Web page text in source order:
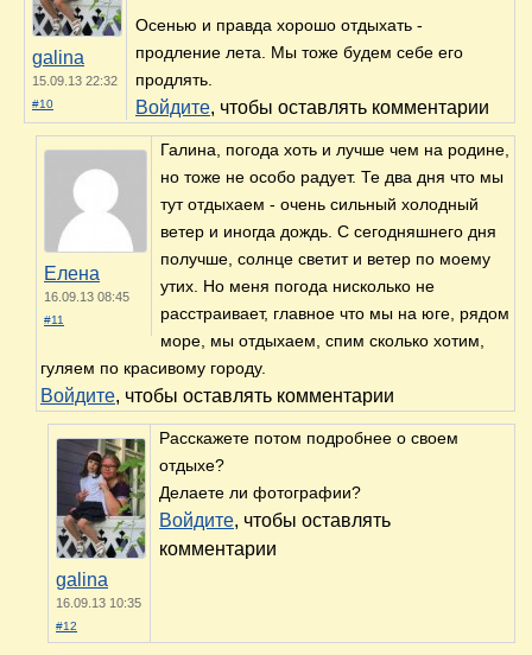
galina
15.09.13 22:32
#10
Осенью и правда хорошо отдыхать -
продление лета. Мы тоже будем себе его
продлять.
Войдите, чтобы оставлять комментарии
Елена
16.09.13 08:45
#11
Галина, погода хоть и лучше чем на родине,
но тоже не особо радует. Те два дня что мы
тут отдыхаем - очень сильный холодный
ветер и иногда дождь. С сегодняшнего дня
получше, солнце светит и ветер по моему
утих. Но меня погода нисколько не
расстраивает, главное что мы на юге, рядом
море, мы отдыхаем, спим сколько хотим,
гуляем по красивому городу.
Войдите, чтобы оставлять комментарии
galina
16.09.13 10:35
#12
Расскажете потом подробнее о своем
отдыхе?
Делаете ли фотографии?
Войдите, чтобы оставлять
комментарии